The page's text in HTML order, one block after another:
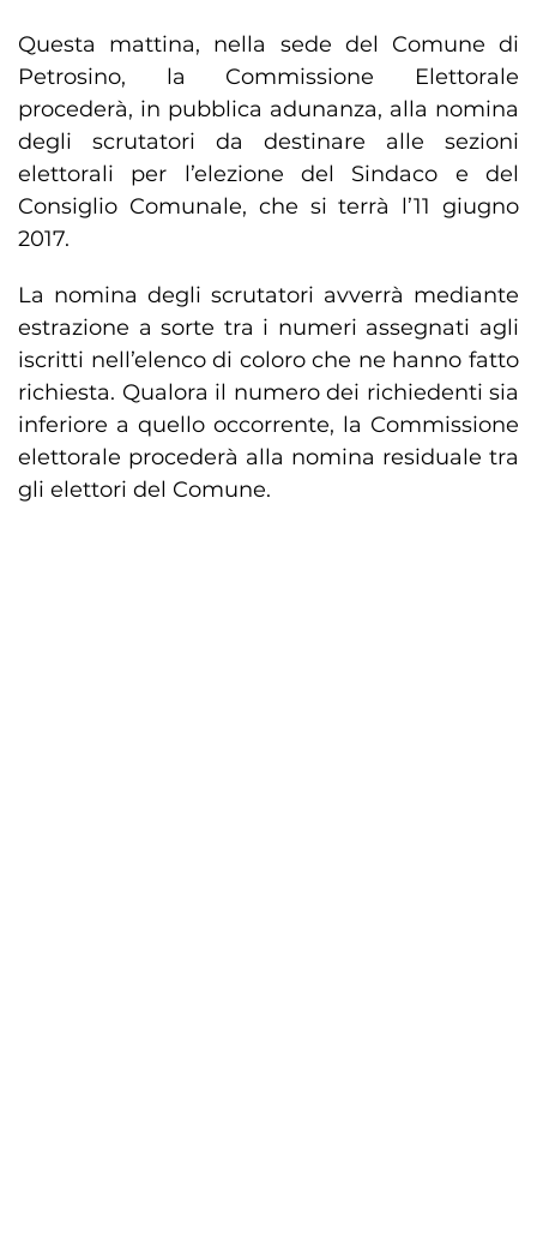
Questa mattina, nella sede del Comune di
Petrosino, la Commissione Elettorale
procederà, in pubblica adunanza, alla nomina
degli scrutatori da destinare alle sezioni
elettorali per l’elezione del Sindaco e del
Consiglio Comunale, che si terrà l’11 giugno
2017.
La nomina degli scrutatori avverrà mediante
estrazione a sorte tra i numeri assegnati agli
iscritti nell’elenco di coloro che ne hanno fatto
richiesta. Qualora il numero dei richiedenti sia
inferiore a quello occorrente, la Commissione
elettorale procederà alla nomina residuale tra
gli elettori del Comune.